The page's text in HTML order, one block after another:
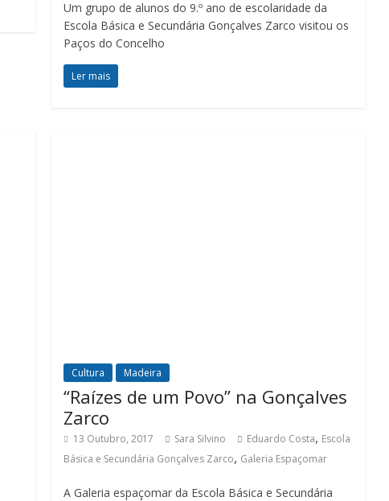
Um grupo de alunos do 9.º ano de escolaridade da
Escola Básica e Secundária Gonçalves Zarco visitou os
Paços do Concelho
Ler mais
Cultura Madeira
“Raízes de um Povo” na Gonçalves
Zarco
13 Outubro, 2017 Sara Silvino Eduardo Costa, Escola
Básica e Secundária Gonçalves Zarco, Galeria Espaçomar
A Galeria espaçomar da Escola Básica e Secundária